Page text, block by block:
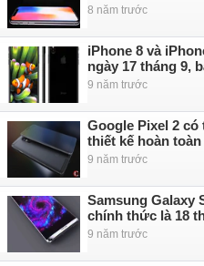
8 năm trước
iPhone 8 và
ngày 17 tháng 9,
9 năm trước
Google Pixel 2 có
thiết kế hoàn toàn
9 năm trước
Samsung Galaxy
chính thức là 18
9 năm trước